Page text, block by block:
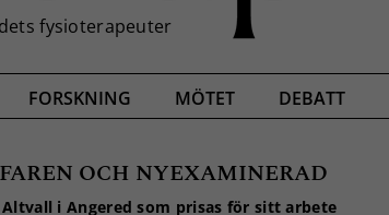
FORSKNING MÖTET DEBATT
OCH NYEXAMINERAD
i Angered som prisas för sitt arbete